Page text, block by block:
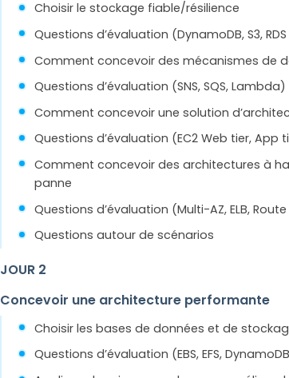
Choisir le stockage fiable/résilience
Questions d’évaluation (DynamoDB, S3,
Comment concevoir des mécanismes de
Questions d’évaluation (SNS, SQS, Lambda)
Comment concevoir une solution
Questions d’évaluation (EC2 Web tier, App
Comment concevoir des architectures à
panne
Questions d’évaluation (Multi-AZ, ELB,
Questions autour de scénarios
JOUR 2
Concevoir une architecture performante
Choisir les bases de données et de
Questions d’évaluation (EBS, EFS,